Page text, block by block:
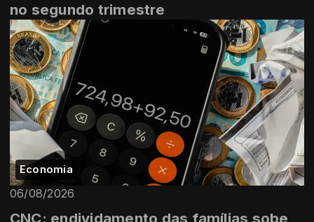
no segundo trimestre
Economia
06/08/2026
CNC: endividamento das famílias sobe